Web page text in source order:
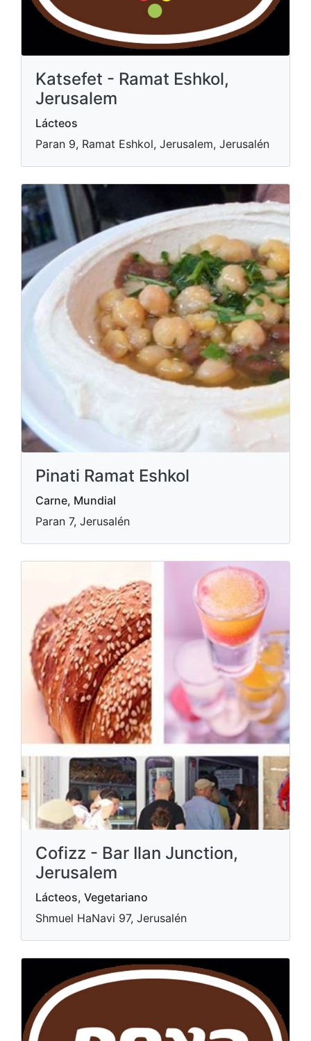
Katsefet - Ramat Eshkol,
Jerusalem
Lácteos
Paran 9, Ramat Eshkol, Jerusalem, Jerusalén
Pinati Ramat Eshkol
Carne, Mundial
Paran 7, Jerusalén
Cofizz - Bar Ilan Junction,
Jerusalem
Lácteos, Vegetariano
Shmuel HaNavi 97, Jerusalén